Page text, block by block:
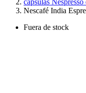
cápsulas
Nescafé India
Fuera de stock